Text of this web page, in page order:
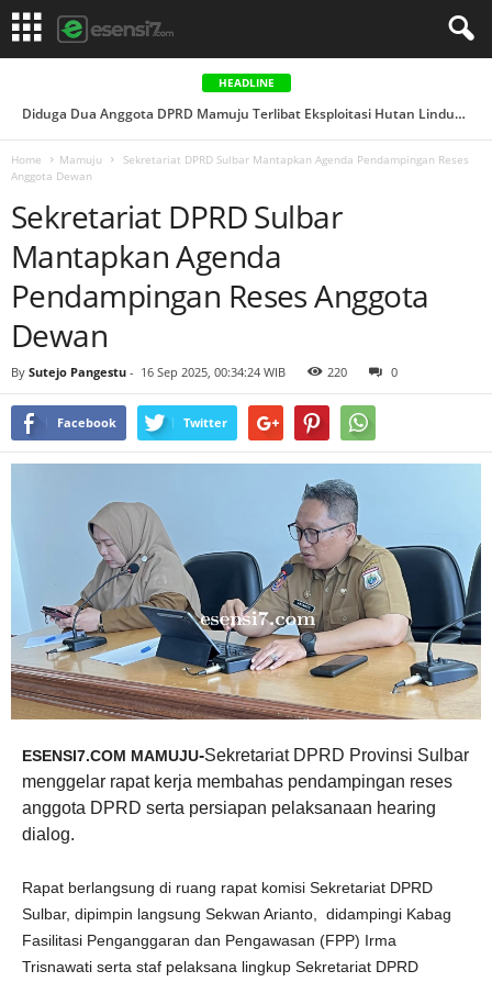
HEADLINE
Diduga Dua Anggota DPRD Mamuju Terlibat Eksploitasi Hutan Lindung, Aktivis Siapkan Laporan ke APH...
Home Mamuju
Sekretariat DPRD Sulbar Mantapkan Agenda Pendampingan Reses
Anggota Dewan
Sekretariat DPRD Sulbar
Mantapkan Agenda
Pendampingan Reses Anggota
Dewan
By Sutejo Pangestu - 16 Sep 2025, 00:34:24 WIB 220 0
Facebook Twitter
ESENSI7.COM MAMUJU-Sekretariat DPRD Provinsi Sulbar
menggelar rapat kerja membahas pendampingan reses
anggota DPRD serta persiapan pelaksanaan hearing
dialog.
Rapat berlangsung di ruang rapat komisi Sekretariat DPRD
Sulbar, dipimpin langsung Sekwan Arianto, didampingi Kabag
Fasilitasi Penganggaran dan Pengawasan (FPP) Irma
Trisnawati serta staf pelaksana lingkup Sekretariat DPRD